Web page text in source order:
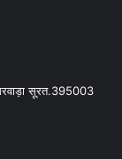
सूरत.395003